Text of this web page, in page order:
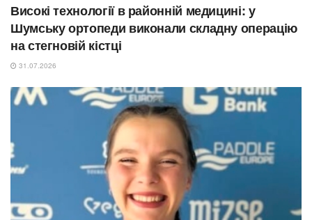
Високі технології в районній медицині: у
Шумську ортопеди виконали складну операцію
на стегновій кістці
31.07.2026